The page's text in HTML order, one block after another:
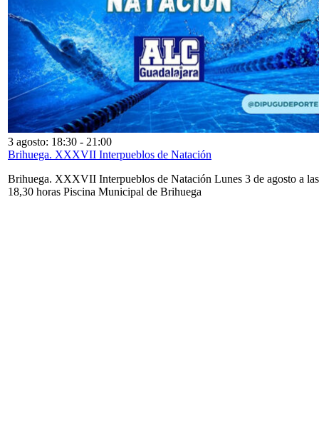
3 agosto: 18:30 - 21:00
Brihuega. XXXVII Interpueblos de Natación
Brihuega. XXXVII Interpueblos de Natación Lunes 3 de agosto a las
18,30 horas Piscina Municipal de Brihuega